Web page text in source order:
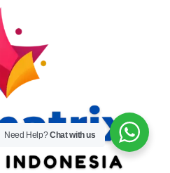
Need Help?Chat with us